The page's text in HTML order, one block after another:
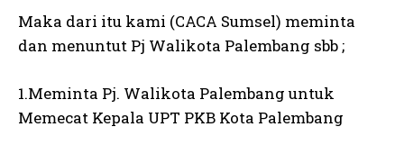
Maka dari itu kami (CACA Sumsel) meminta
dan menuntut Pj Walikota Palembang sbb ;
1.Meminta Pj. Walikota Palembang untuk
Memecat Kepala UPT PKB Kota Palembang